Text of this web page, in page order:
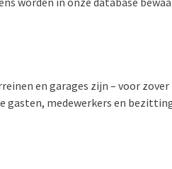
en garages zijn – voor
gasten, medewerkers en